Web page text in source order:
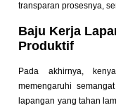
transparan prosesnya,
Baju Kerja
Produktif
Pada akhirnya,
memengaruhi
lapangan yang tahan